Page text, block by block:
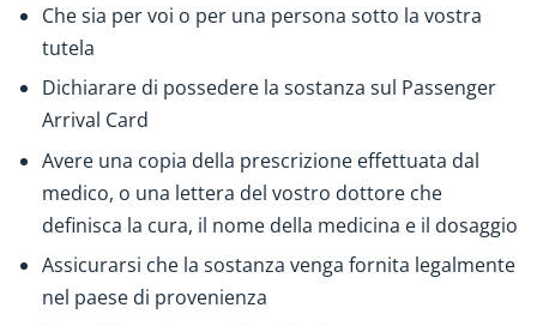
Che sia per voi o per una persona sotto la vostra
tutela
Dichiarare di possedere la sostanza sul Passenger
Arrival Card
Avere una copia della prescrizione effettuata dal
medico, o una lettera del vostro dottore che
definisca la cura, il nome della medicina e il dosaggio
Assicurarsi che la sostanza venga fornita legalmente
nel paese di provenienza